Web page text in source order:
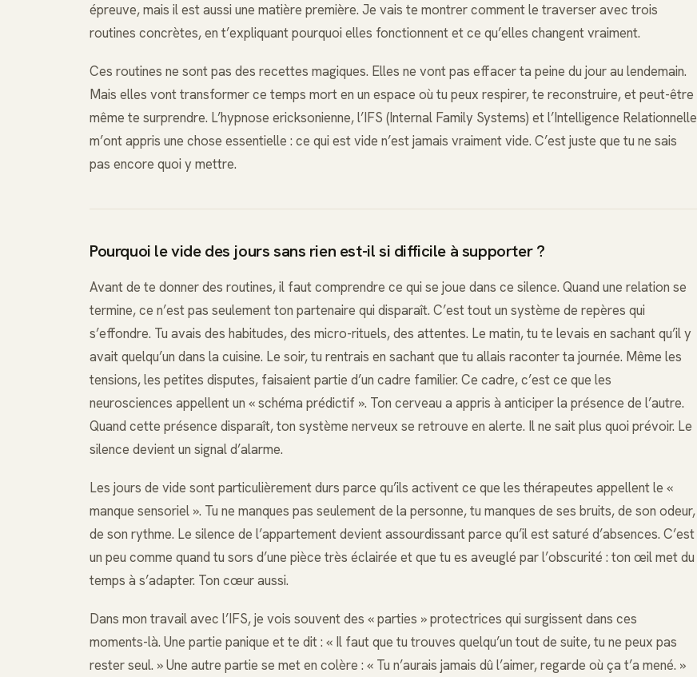
épreuve, mais il est aussi une matière première. Je vais te montrer comment le traverser avec trois
routines concrètes, en t’expliquant pourquoi elles fonctionnent et ce qu’elles changent vraiment.
Ces routines ne sont pas des recettes magiques. Elles ne vont pas effacer ta peine du jour au lendemain.
Mais elles vont transformer ce temps mort en un espace où tu peux respirer, te reconstruire, et peut-être
même te surprendre. L’hypnose ericksonienne, l’IFS (Internal Family Systems) et l’Intelligence Relationnelle
m’ont appris une chose essentielle : ce qui est vide n’est jamais vraiment vide. C’est juste que tu ne sais
pas encore quoi y mettre.
Pourquoi le vide des jours sans rien est-il si difficile à supporter ?
Avant de te donner des routines, il faut comprendre ce qui se joue dans ce silence. Quand une relation se
termine, ce n’est pas seulement ton partenaire qui disparaît. C’est tout un système de repères qui
s’effondre. Tu avais des habitudes, des micro-rituels, des attentes. Le matin, tu te levais en sachant qu’il y
avait quelqu’un dans la cuisine. Le soir, tu rentrais en sachant que tu allais raconter ta journée. Même les
tensions, les petites disputes, faisaient partie d’un cadre familier. Ce cadre, c’est ce que les
neurosciences appellent un « schéma prédictif ». Ton cerveau a appris à anticiper la présence de l’autre.
Quand cette présence disparaît, ton système nerveux se retrouve en alerte. Il ne sait plus quoi prévoir. Le
silence devient un signal d’alarme.
Les jours de vide sont particulièrement durs parce qu’ils activent ce que les thérapeutes appellent le «
manque sensoriel ». Tu ne manques pas seulement de la personne, tu manques de ses bruits, de son odeur,
de son rythme. Le silence de l’appartement devient assourdissant parce qu’il est saturé d’absences. C’est
un peu comme quand tu sors d’une pièce très éclairée et que tu es aveuglé par l’obscurité : ton œil met du
temps à s’adapter. Ton cœur aussi.
Dans mon travail avec l’IFS, je vois souvent des « parties » protectrices qui surgissent dans ces
moments-là. Une partie panique et te dit : « Il faut que tu trouves quelqu’un tout de suite, tu ne peux pas
rester seul. » Une autre partie se met en colère : « Tu n’aurais jamais dû l’aimer, regarde où ça t’a mené. »